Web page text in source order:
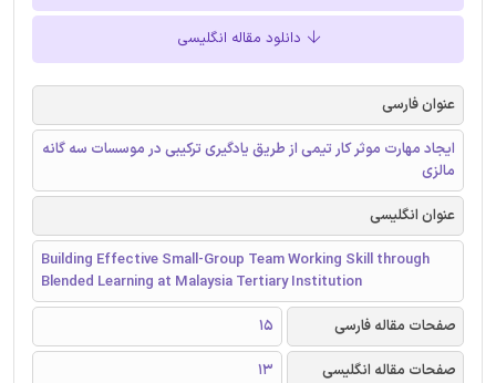
دانلود مقاله انگلیسی
عنوان فارسی
ایجاد مهارت موثر کار تیمی از طریق یادگیری ترکیبی در موسسات سه گانه
مالزی
عنوان انگلیسی
Building Effective Small-Group Team Working Skill through
Blended Learning at Malaysia Tertiary Institution
صفحات مقاله فارسی
15
صفحات مقاله انگلیسی
13